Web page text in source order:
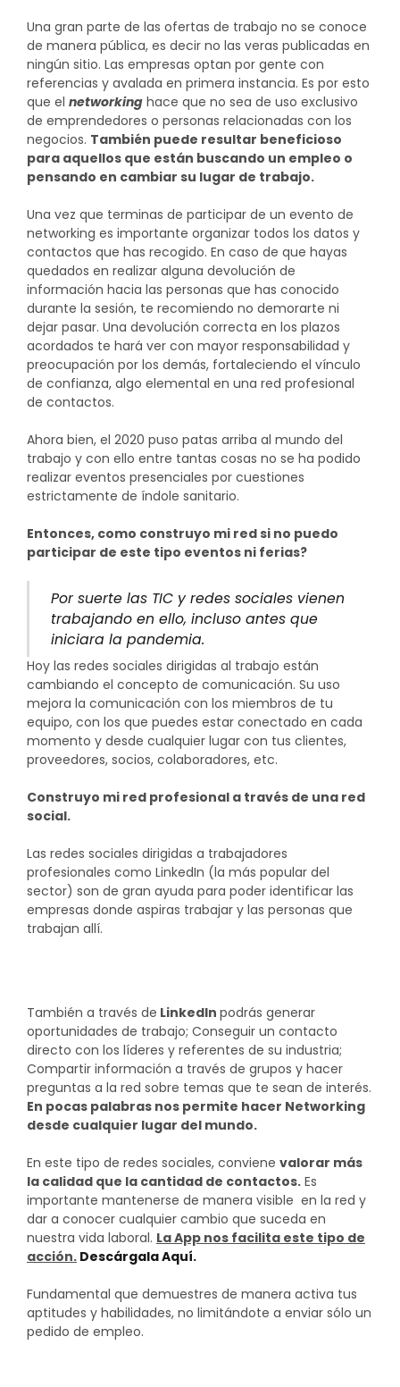
Una gran parte de las ofertas de trabajo no se conoce
de manera pública, es decir no las veras publicadas en
ningún sitio. Las empresas optan por gente con
referencias y avalada en primera instancia. Es por esto
que el networking hace que no sea de uso exclusivo
de emprendedores o personas relacionadas con los
negocios. También puede resultar beneficioso
para aquellos que están buscando un empleo o
pensando en cambiar su lugar de trabajo.
Una vez que terminas de participar de un evento de
networking es importante organizar todos los datos y
contactos que has recogido. En caso de que hayas
quedados en realizar alguna devolución de
información hacia las personas que has conocido
durante la sesión, te recomiendo no demorarte ni
dejar pasar. Una devolución correcta en los plazos
acordados te hará ver con mayor responsabilidad y
preocupación por los demás, fortaleciendo el vínculo
de confianza, algo elemental en una red profesional
de contactos.
Ahora bien, el 2020 puso patas arriba al mundo del
trabajo y con ello entre tantas cosas no se ha podido
realizar eventos presenciales por cuestiones
estrictamente de índole sanitario.
Entonces, como construyo mi red si no puedo
participar de este tipo eventos ni ferias?
Por suerte las TIC y redes sociales vienen
trabajando en ello, incluso antes que
iniciara la pandemia.
Hoy las redes sociales dirigidas al trabajo están
cambiando el concepto de comunicación. Su uso
mejora la comunicación con los miembros de tu
equipo, con los que puedes estar conectado en cada
momento y desde cualquier lugar con tus clientes,
proveedores, socios, colaboradores, etc.
Construyo mi red profesional a través de una red
social.
Las redes sociales dirigidas a trabajadores
profesionales como LinkedIn (la más popular del
sector) son de gran ayuda para poder identificar las
empresas donde aspiras trabajar y las personas que
trabajan allí.
También a través de LinkedIn podrás generar
oportunidades de trabajo; Conseguir un contacto
directo con los líderes y referentes de su industria;
Compartir información a través de grupos y hacer
preguntas a la red sobre temas que te sean de interés.
En pocas palabras nos permite hacer Networking
desde cualquier lugar del mundo.
En este tipo de redes sociales, conviene valorar más
la calidad que la cantidad de contactos. Es
importante mantenerse de manera visible en la red y
dar a conocer cualquier cambio que suceda en
nuestra vida laboral. La App nos facilita este tipo de
acción. Descárgala Aquí.
Fundamental que demuestres de manera activa tus
aptitudes y habilidades, no limitándote a enviar sólo un
pedido de empleo.